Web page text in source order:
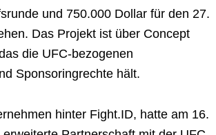
und 750.000 Dollar für den 27.
Das Projekt ist über Concept
die UFC-bezogenen
Sponsoringrechte hält.
hinter Fight.ID, hatte am 16.